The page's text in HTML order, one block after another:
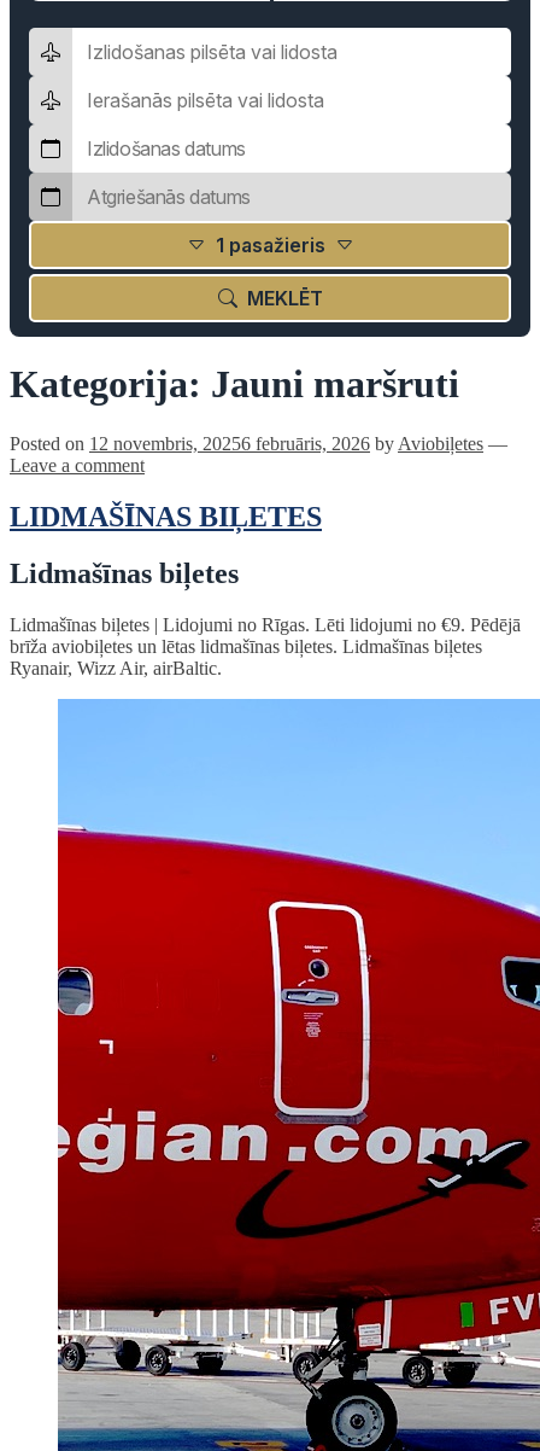
1 pasažieris
MEKLĒT
Kategorija: Jauni maršruti
Posted on 12 novembris, 20256 februāris, 2026 by Aviobiļetes —
Leave a comment
LIDMAŠĪNAS BIĻETES
Lidmašīnas biļetes
Lidmašīnas biļetes | Lidojumi no Rīgas. Lēti lidojumi no €9. Pēdējā
brīža aviobiļetes un lētas lidmašīnas biļetes. Lidmašīnas biļetes
Ryanair, Wizz Air, airBaltic.